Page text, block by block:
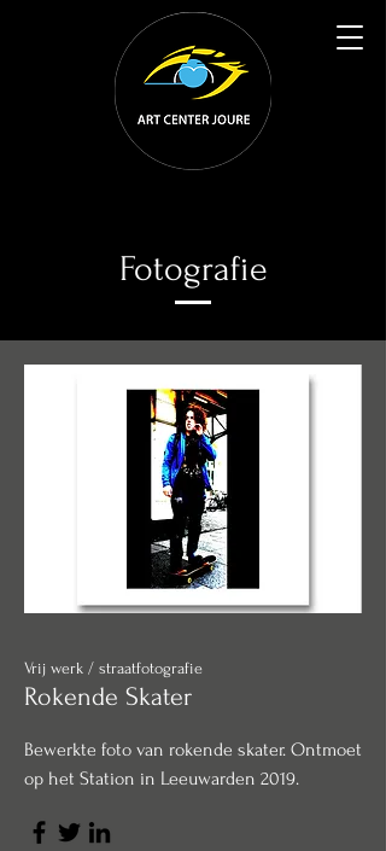
Fotografie
Vrij werk / straatfotografie
Rokende Skater
Bewerkte foto van rokende skater. Ontmoet
op het Station in Leeuwarden 2019.